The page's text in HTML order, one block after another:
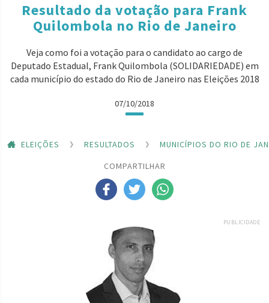
Resultado da votação para Frank
Quilombola no Rio de Janeiro
Veja como foi a votação para o candidato ao cargo de
Deputado Estadual, Frank Quilombola (SOLIDARIEDADE) em
cada município do estado do Rio de Janeiro nas Eleições 2018
07/10/2018
ELEIÇÕES RESULTADOS
MUNICÍPIOS DO RIO DE
COMPARTILHAR
PUBLICIDADE